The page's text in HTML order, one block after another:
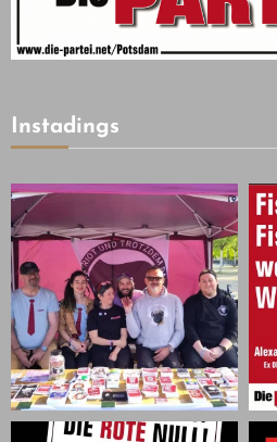
Instadings